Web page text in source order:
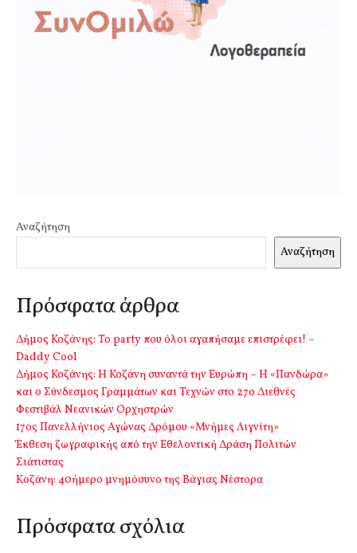
Αναζήτηση
Αναζήτηση
Πρόσφατα άρθρα
Δήμος Κοζάνης: Το party που όλοι αγαπήσαμε επιστρέφει! –
Daddy Cool
Δήμος Κοζάνης: Η Κοζάνη συναντά την Ευρώπη – Η «Πανδώρα»
και ο Σύνδεσμος Γραμμάτων και Τεχνών στο 27ο Διεθνές
Φεστιβάλ Νεανικών Ορχηστρών
17ος Πανελλήνιος Αγώνας Δρόμου «Μνήμες Λιγνίτη»
Έκθεση ζωγραφικής από την Εθελοντική Δράση Πολιτών
Σιάτιστας
Kοζάνη: 40ήμερο μνημόσυνο της Βάγιας Νέστορα
Πρόσφατα σχόλια